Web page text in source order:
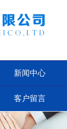
新闻中心
客户留言